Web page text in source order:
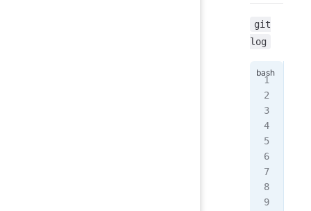
git
log